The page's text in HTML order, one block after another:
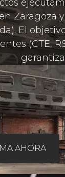
Zaragoza
El
(CTE,
AHORA